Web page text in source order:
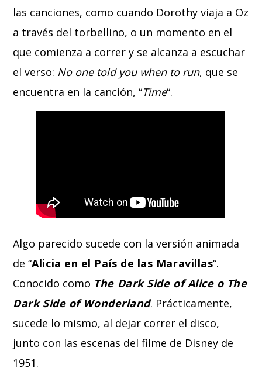
las canciones, como cuando Dorothy viaja a Oz
a través del torbellino, o un momento en el
que comienza a correr y se alcanza a escuchar
el verso: No one told you when to run, que se
encuentra en la canción, “Time“.
Algo parecido sucede con la versión animada
de “Alicia en el País de las Maravillas“.
Conocido como The Dark Side of Alice o The
Dark Side of Wonderland. Prácticamente,
sucede lo mismo, al dejar correr el disco,
junto con las escenas del filme de Disney de
1951.